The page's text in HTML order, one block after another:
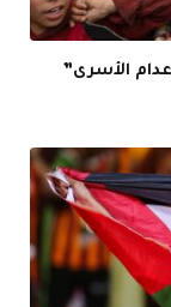
الأسرى”